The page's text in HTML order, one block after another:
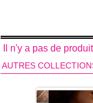
Il n'y a pas de
AUTRES